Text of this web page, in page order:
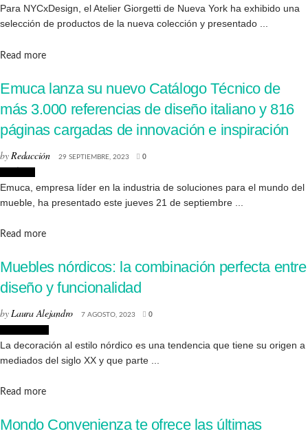
Para NYCxDesign, el Atelier Giorgetti de Nueva York ha exhibido una
selección de productos de la nueva colección y presentado ...
Read moreDetails
Emuca lanza su nuevo Catálogo Técnico de
más 3.000 referencias de diseño italiano y 816
páginas cargadas de innovación e inspiración
by Redacción 29 SEPTIEMBRE, 2023 0
Emuca, empresa líder en la industria de soluciones para el mundo del
mueble, ha presentado este jueves 21 de septiembre ...
Read moreDetails
Muebles nórdicos: la combinación perfecta entre
diseño y funcionalidad
byLaura Alejandro 7 AGOSTO, 2023 0
La decoración al estilo nórdico es una tendencia que tiene su origen a
mediados del siglo XX y que parte ...
Read moreDetails
Mondo Convenienza te ofrece las últimas